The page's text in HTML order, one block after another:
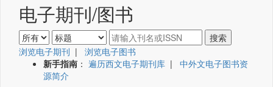
电子期刊/图书
浏览电子期刊 | 浏览电子图书
新手指南 ： 遍历西文电子期刊库 | 中外文电子图书资
源简介